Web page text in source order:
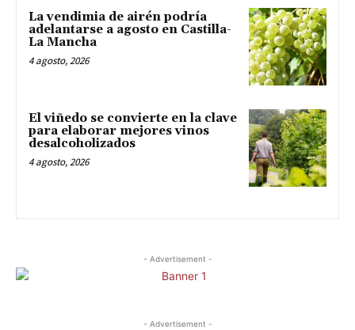
La vendimia de airén podría
adelantarse a agosto en Castilla-
La Mancha
4 agosto, 2026
El viñedo se convierte en la clave
para elaborar mejores vinos
desalcoholizados
4 agosto, 2026
- Advertisement -
- Advertisement -